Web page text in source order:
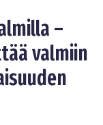
–
valmiin